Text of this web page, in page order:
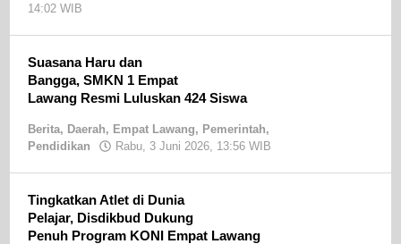
14:02 WIB
Suasana Haru dan
Bangga, SMKN 1 Empat
Lawang Resmi Luluskan 424 Siswa
Berita, Daerah, Empat Lawang, Pemerintah,
Pendidikan
Rabu, 3 Juni 2026, 13:56 WIB
Tingkatkan Atlet di Dunia
Pelajar, Disdikbud Dukung
Penuh Program KONI Empat Lawang ‎